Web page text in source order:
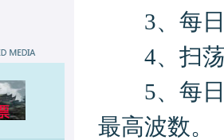
3、每日
4、扫荡
5、每日
最高波数。